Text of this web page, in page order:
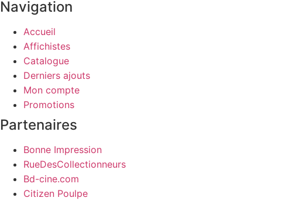
Navigation
Accueil
Affichistes
Catalogue
Derniers ajouts
Mon compte
Promotions
Partenaires
Bonne Impression
RueDesCollectionneurs
Bd-cine.com
Citizen Poulpe